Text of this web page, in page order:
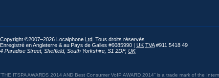
Copyright ©2007–2026 Localphone Ltd . Tous droits réservés
Enregistré en Angleterre & au Pays de Galles #6085990 | UK TVA#911 5418 49
4 Paradise Street, Sheffield, South Yorkshire S1 2DF, UK
“THE ITSPA AWARDS 2014 AND Best Consumer VoIP AWARD 2014” is a trade mark of the